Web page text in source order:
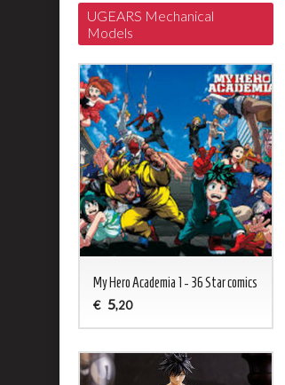
UGEARS Mechanical
Models
My Hero Academia 1 - 36 Star comics
€ 5,20